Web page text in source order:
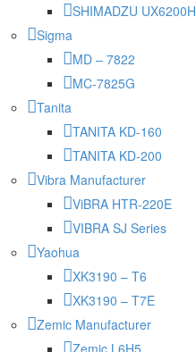
SHIMADZU UX6200H
Sigma
MD – 7822
MC-7825G
Tanita
TANITA KD-160
TANITA KD-200
Vibra Manufacturer
ViBRA HTR-220E
VIBRA SJ Series
Yaohua
XK3190 – T6
XK3190 – T7E
Zemic Manufacturer
Zemic L6H5